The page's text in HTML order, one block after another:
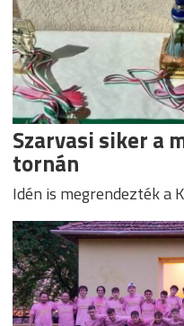
Szarvasi siker a
tornán
Idén is megrendezték a